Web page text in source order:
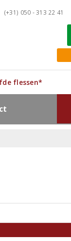
(+31) 050 - 313 22 41
flessen*